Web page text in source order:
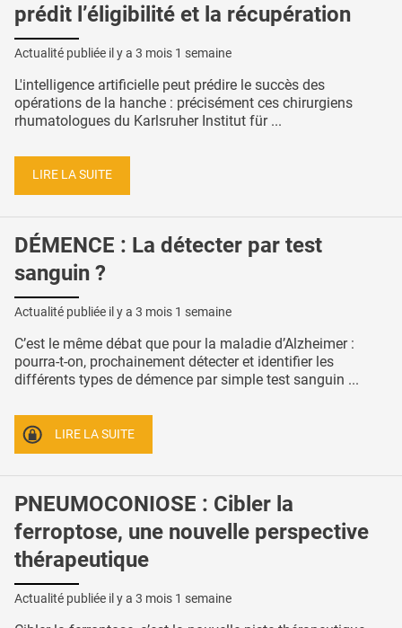
prédit l’éligibilité et la récupération
Actualité publiée il y a 3 mois 1 semaine
L'intelligence artificielle peut prédire le succès des
opérations de la hanche : précisément ces chirurgiens
rhumatologues du Karlsruher Institut für ...
LIRE LA SUITE
DÉMENCE : La détecter par test
sanguin ?
Actualité publiée il y a 3 mois 1 semaine
C’est le même débat que pour la maladie d’Alzheimer :
pourra-t-on, prochainement détecter et identifier les
différents types de démence par simple test sanguin ...
LIRE LA SUITE
PNEUMOCONIOSE : Cibler la
ferroptose, une nouvelle perspective
thérapeutique
Actualité publiée il y a 3 mois 1 semaine